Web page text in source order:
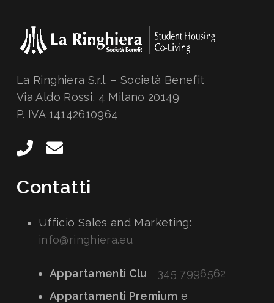
La Ringhiera S.r.l. – Società Benefit
Via Aldo Rossi, 4 Milano 20149
P. IVA 14142610964
Contatti
Ufficio Sales and Marketing:
info@ringhiera.eu
Appartamenti Clu
345 7996562
Appartamenti Premium e